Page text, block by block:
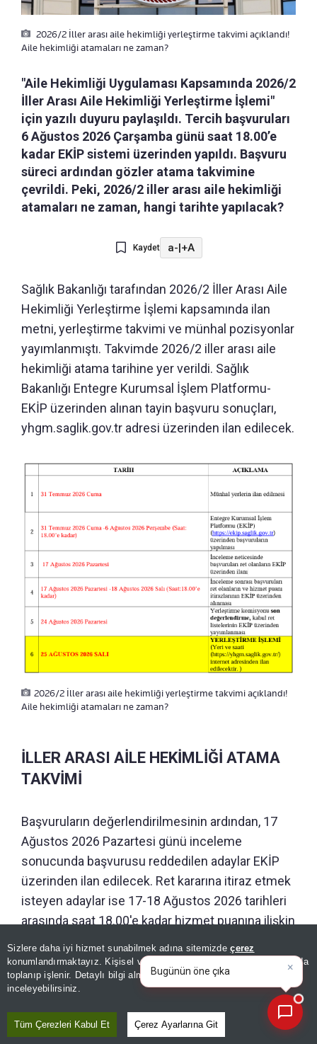
Sizlere daha iyi hizmet sunabilmek adına sitemizdeçerez
konumlandırmaktayız. Kişisel verileriniz, KVKK ve GDPR kapsamında
toplanıp işlenir. Detaylı bilgi almak içinAydınlatma Metnimizi
inceleyebilirsiniz.
Tüm Çerezleri Kabul Et Çerez Ayarlarına Git
2026/2 İller arası aile hekimliği yerleştirme takvimi açıklandı!
Aile hekimliği atamaları ne zaman?
"Aile Hekimliği Uygulaması Kapsamında 2026/2
İller Arası Aile Hekimliği Yerleştirme İşlemi"
için yazılı duyuru paylaşıldı. Tercih başvuruları
6 Ağustos 2026 Çarşamba günü saat 18.00’e
kadar EKİP sistemi üzerinden yapıldı. Başvuru
süreci ardından gözler atama takvimine
çevrildi. Peki, 2026/2 iller arası aile hekimliği
atamaları ne zaman, hangi tarihte yapılacak?
Kaydet a-|+A
Sağlık Bakanlığı tarafından 2026/2 İller Arası Aile
Hekimliği Yerleştirme İşlemi kapsamında ilan
metni, yerleştirme takvimi ve münhal pozisyonlar
yayımlanmıştı. Takvimde 2026/2 iller arası aile
hekimliği atama tarihine yer verildi. Sağlık
Bakanlığı Entegre Kurumsal İşlem Platformu-
EKİP üzerinden alınan tayin başvuru sonuçları,
yhgm.saglik.gov.tr adresi üzerinden ilan edilecek.
2026/2 İller arası aile hekimliği yerleştirme takvimi açıklandı!
Aile hekimliği atamaları ne zaman?
İLLER ARASI AİLE HEKİMLİĞİ ATAMA
TAKVİMİ
Başvuruların değerlendirilmesinin ardından, 17
Ağustos 2026 Pazartesi günü inceleme
sonucunda başvurusu reddedilen adaylar EKİP
üzerinden ilan edilecek. Ret kararına itiraz etmek
isteyen adaylar ise 17-18 Ağustos 2026 tarihleri
arasında saat 18.00'e kadar hizmet puanına ilişkin
Yerleştirme komisyonunun son
değerlendirmesinin ardından kabul ve ret listeleri
24 Ağustos 2026 Pazartesi günü EKİP üzerinden
yayımlanacak.
×
Bugünün öne çıkan manşetleri
ve gelişmeleri neler?